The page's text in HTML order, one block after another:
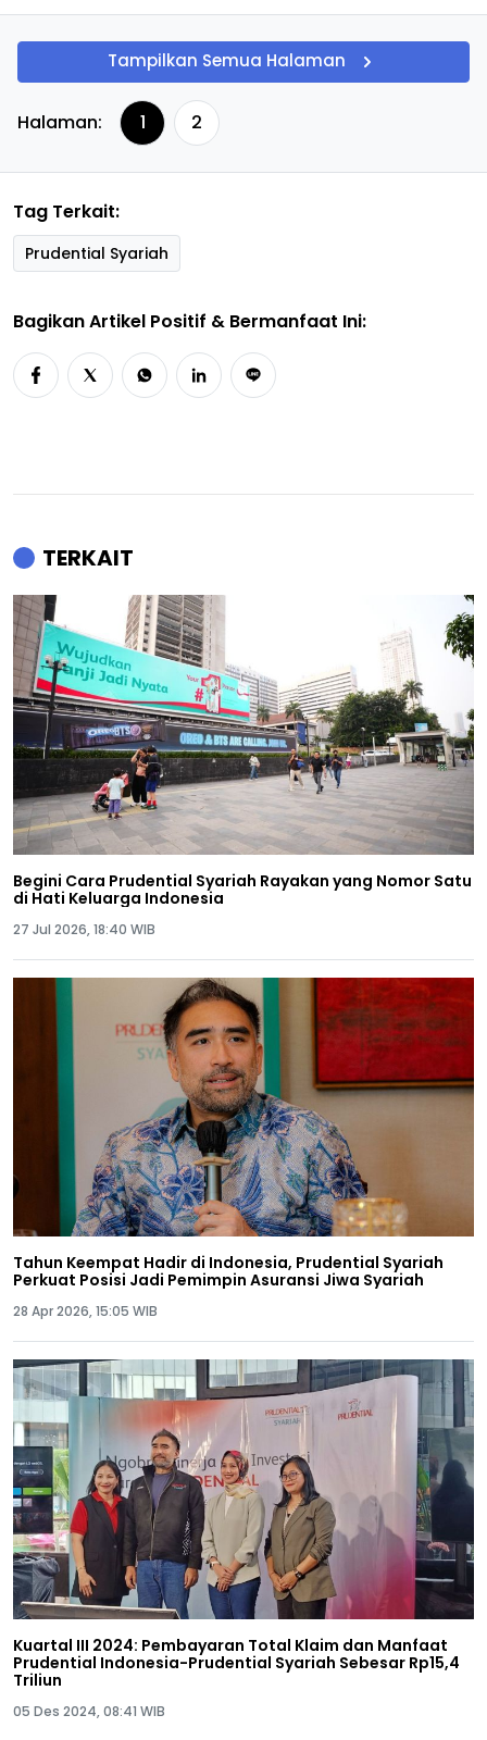
Tampilkan Semua Halaman
Halaman: 1 2
Tag Terkait:
Prudential Syariah
Bagikan Artikel Positif & Bermanfaat Ini:
TERKAIT
Begini Cara Prudential Syariah Rayakan yang Nomor Satu
di Hati Keluarga Indonesia
27 Jul 2026, 18:40 WIB
Tahun Keempat Hadir di Indonesia, Prudential Syariah
Perkuat Posisi Jadi Pemimpin Asuransi Jiwa Syariah
28 Apr 2026, 15:05 WIB
Kuartal III 2024: Pembayaran Total Klaim dan Manfaat
Prudential Indonesia-Prudential Syariah Sebesar Rp15,4
Triliun
05 Des 2024, 08:41 WIB